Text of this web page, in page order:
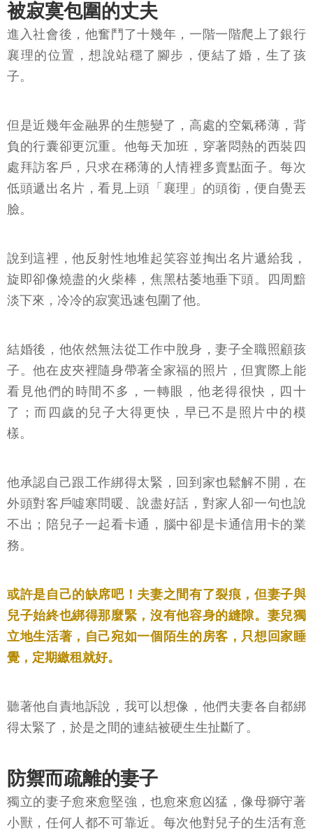
被寂寞包圍的丈夫
進入社會後，他奮鬥了十幾年，一階一階爬上了銀行
襄理的位置，想說站穩了腳步，便結了婚，生了孩
子。
但是近幾年金融界的生態變了，高處的空氣稀薄，背
負的行囊卻更沉重。他每天加班，穿著悶熱的西裝四
處拜訪客戶，只求在稀薄的人情裡多賣點面子。每次
低頭遞出名片，看見上頭「襄理」的頭銜，便自覺丟
臉。
說到這裡，他反射性地堆起笑容並掏出名片遞給我，
旋即卻像燒盡的火柴棒，焦黑枯萎地垂下頭。四周黯
淡下來，冷冷的寂寞迅速包圍了他。
結婚後，他依然無法從工作中脫身，妻子全職照顧孩
子。他在皮夾裡隨身帶著全家福的照片，但實際上能
看見他們的時間不多，一轉眼，他老得很快，四十
了；而四歲的兒子大得更快，早已不是照片中的模
樣。
他承認自己跟工作綁得太緊，回到家也鬆解不開，在
外頭對客戶噓寒問暖、說盡好話，對家人卻一句也說
不出；陪兒子一起看卡通，腦中卻是卡通信用卡的業
務。
或許是自己的缺席吧！夫妻之間有了裂痕，但妻子與
兒子始終也綁得那麼緊，沒有他容身的縫隙。妻兒獨
立地生活著，自己宛如一個陌生的房客，只想回家睡
覺，定期繳租就好。
聽著他自責地訴說，我可以想像，他們夫妻各自都綁
得太緊了，於是之間的連結被硬生生扯斷了。
防禦而疏離的妻子
獨立的妻子愈來愈堅強，也愈來愈凶猛，像母獅守著
小獸，任何人都不可靠近。每次他對兒子的生活有意